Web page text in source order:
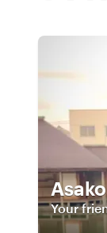
Asako